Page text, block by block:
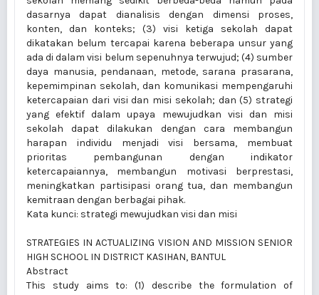
dasarnya dapat dianalisis dengan dimensi proses,
konten, dan konteks; (3) visi ketiga sekolah dapat
dikatakan belum tercapai karena beberapa unsur yang
ada di dalam visi belum sepenuhnya terwujud; (4) sumber
daya manusia, pendanaan, metode, sarana prasarana,
kepemimpinan sekolah, dan komunikasi mempengaruhi
ketercapaian dari visi dan misi sekolah; dan (5) strategi
yang efektif dalam upaya mewujudkan visi dan misi
sekolah dapat dilakukan dengan cara membangun
harapan individu menjadi visi bersama, membuat
prioritas pembangunan dengan indikator
ketercapaiannya, membangun motivasi berprestasi,
meningkatkan partisipasi orang tua, dan membangun
kemitraan dengan berbagai pihak.
Kata kunci: strategi mewujudkan visi dan misi
STRATEGIES IN ACTUALIZING VISION AND MISSION SENIOR
HIGH SCHOOL IN DISTRICT KASIHAN, BANTUL
Abstract
This study aims to: (1) describe the formulation of